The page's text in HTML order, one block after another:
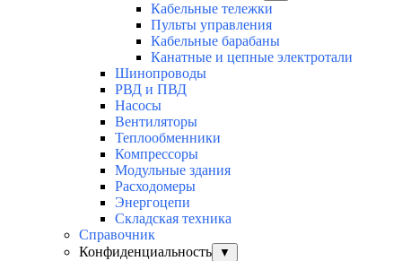
Кабельные тележки
Пульты управления
Кабельные барабаны
Канатные и цепные электротали
Шинопроводы
РВД и ПВД
Насосы
Вентиляторы
Теплообменники
Компрессоры
Модульные здания
Расходомеры
Энергоцепи
Складская техника
Справочник
Конфиденциальность
▼